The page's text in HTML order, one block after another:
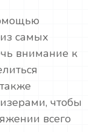
самых
внимание к
чтобы
всего